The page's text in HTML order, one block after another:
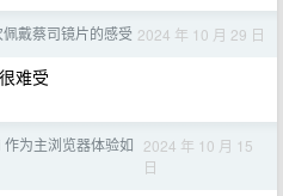
戴蔡司镜片的感受 2024 年 10 月 29 日
难受
作为主浏览器体验如 2024 年 10 月 15
日